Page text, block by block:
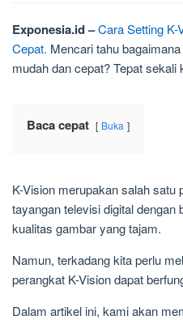
Exponesia.id –Cara Setting K-
Cepat. Mencari tahu
mudah dan cepat? Tepat
Baca cepat Buka
K-Vision merupakan salah satu
tayangan televisi digital
kualitas gambar yang tajam.
Namun, terkadang kita perlu
perangkat K-Vision dapat
Dalam artikel ini, kami akan